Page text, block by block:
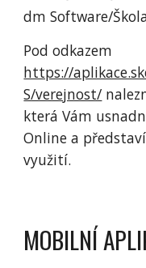
dm Software/
Pod odkazem
https://
S/verejnost/
která Vám
Online a
využití.
MOBILNÍ